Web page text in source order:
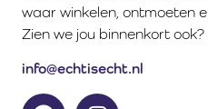
waar winkelen, ontmoeten
Zien we jou binnenkort
info@echtisecht.nl